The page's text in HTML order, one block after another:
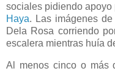
sociales pidiendo apoyo
Haya. Las imágenes
Dela Rosa corriendo
escalera mientras huía
Al menos cinco o más